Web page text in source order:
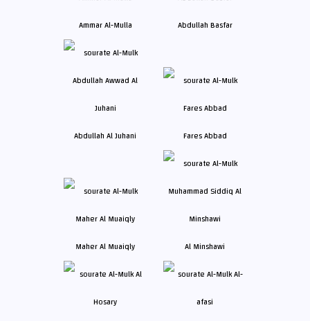
Ammar Al-Mulla Abdullah Basfar
Abdullah Al Juhani Fares Abbad
Maher Al Muaiqly Al Minshawi